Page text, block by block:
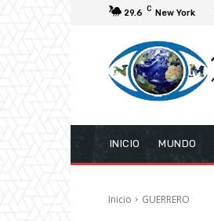
29.6 C New York
INICIO MUNDO
Inicio GUERRERO